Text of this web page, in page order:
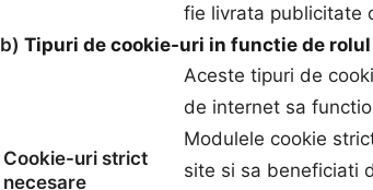
fie livrata publicitate
b) Tipuri de cookie-uri in functie de
Cookie-uri strict
necesare
Aceste tipuri de
de internet sa
Modulele cookie
site si sa beneficiati